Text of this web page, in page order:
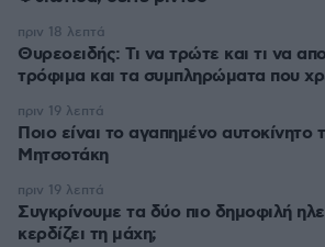
Θυρεοειδής: Τι να τρώτε και τι να
τρόφιμα και τα συμπληρώματα που
πριν 18 λεπτά
Ποιο είναι το αγαπημένο αυτοκίνητο
Μητσοτάκη
πριν 19 λεπτά
Συγκρίνουμε τα δύο πιο δημοφιλή
κερδίζει τη μάχη;
πριν 19 λεπτά